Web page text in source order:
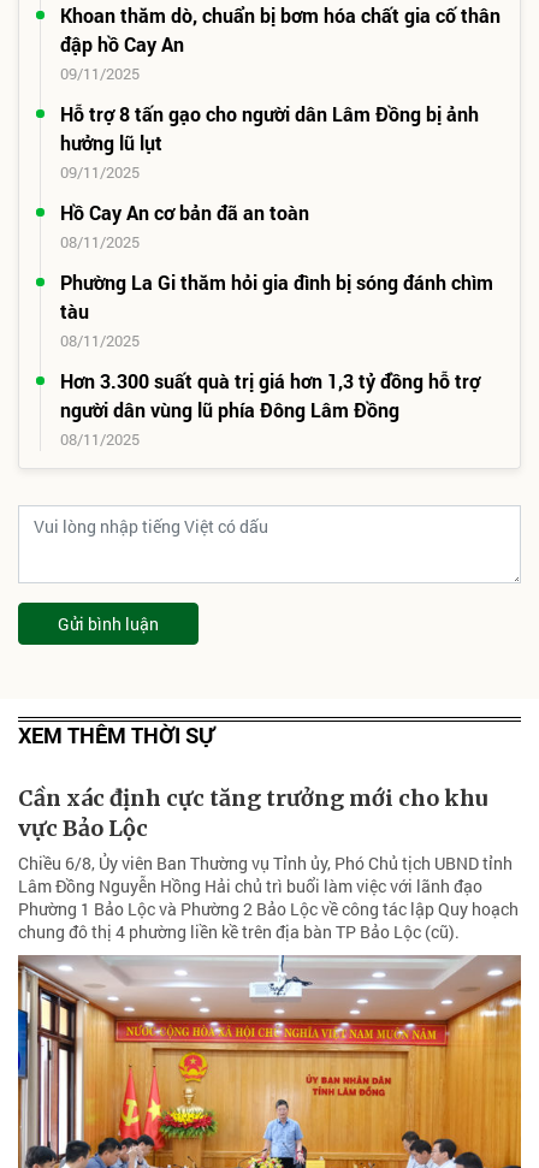
Khoan thăm dò, chuẩn bị bơm hóa chất gia cố thân
đập hồ Cay An
09/11/2025
Hỗ trợ 8 tấn gạo cho người dân Lâm Đồng bị ảnh
hưởng lũ lụt
09/11/2025
Hồ Cay An cơ bản đã an toàn
08/11/2025
Phường La Gi thăm hỏi gia đình bị sóng đánh chìm
tàu
08/11/2025
Hơn 3.300 suất quà trị giá hơn 1,3 tỷ đồng hỗ trợ
người dân vùng lũ phía Đông Lâm Đồng
08/11/2025
Gửi bình luận
XEM THÊM THỜI SỰ
Cần xác định cực tăng trưởng mới cho khu
vực Bảo Lộc
Chiều 6/8, Ủy viên Ban Thường vụ Tỉnh ủy, Phó Chủ tịch UBND tỉnh
Lâm Đồng Nguyễn Hồng Hải chủ trì buổi làm việc với lãnh đạo
Phường 1 Bảo Lộc và Phường 2 Bảo Lộc về công tác lập Quy hoạch
chung đô thị 4 phường liền kề trên địa bàn TP Bảo Lộc (cũ).